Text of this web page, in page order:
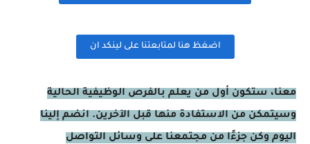
اضغظ هنا لمتابعتنا على لينكد ان
معنا، ستكون أول من يعلم بالفرص الوظيفية الحالية
وسيتمكن من الاستفادة منها قبل الآخرين. انضم إلينا
اليوم وكن جزءًا من مجتمعنا على وسائل التواصل